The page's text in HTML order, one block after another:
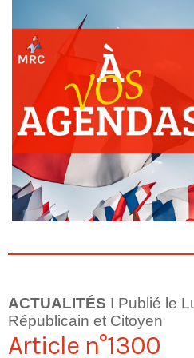
ACTUALITÉS I Publié le
Républicain et Citoyen
Article n°1300